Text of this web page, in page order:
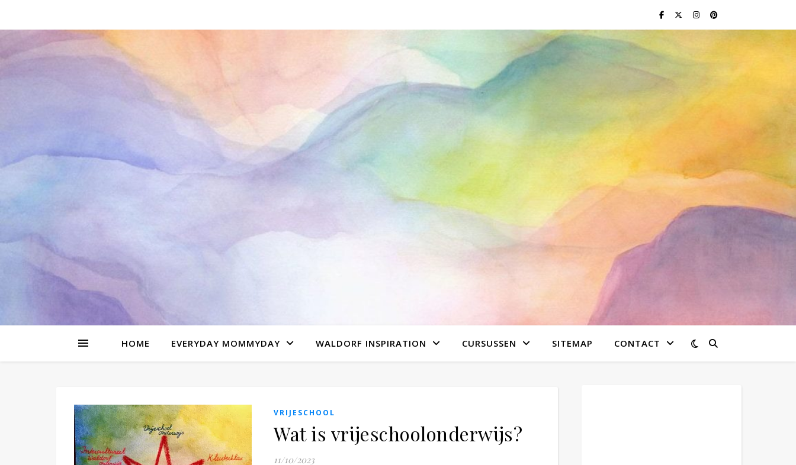
HOME EVERYDAY MOMMYDAY WALDORF INSPIRATION CURSUSSEN SITEMAP CONTACT
VRIJESCHOOL
Wat is vrijeschoolonderwijs?
11/10/2023